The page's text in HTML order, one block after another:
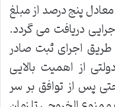
پنج درصد از مبلغ
دریافت می گردد.
اجرای ثبت صادر
از اهمیت بالایی
پس از توافق بر سر